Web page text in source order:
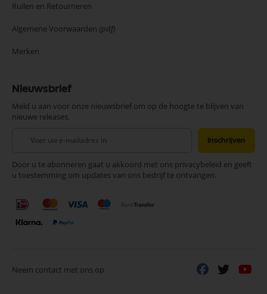
Ruilen en Retourneren
Algemene Voorwaarden (pdf)
Merken
Nieuwsbrief
Meld u aan voor onze nieuwsbrief om op de hoogte te blijven van
nieuwe releases.
onze
nieuwsbrief
Inschrijven
Door u te abonneren gaat u akkoord met ons privacybeleid en geeft
u toestemming om updates van ons bedrijf te ontvangen.
Neem contact met ons op